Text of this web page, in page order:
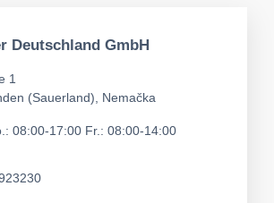
Deutschland GmbH
1
(Sauerland), Nemačka
08:00-17:00 Fr.: 08:00-14:00